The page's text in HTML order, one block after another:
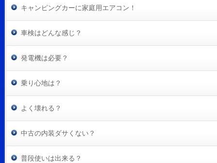
キャンピングカーに家庭用エアコン！
車検はどんな感じ？
発電機は必要？
乗り心地は？
よく壊れる？
中古の内装ダサくない？
普段使いは出来る？